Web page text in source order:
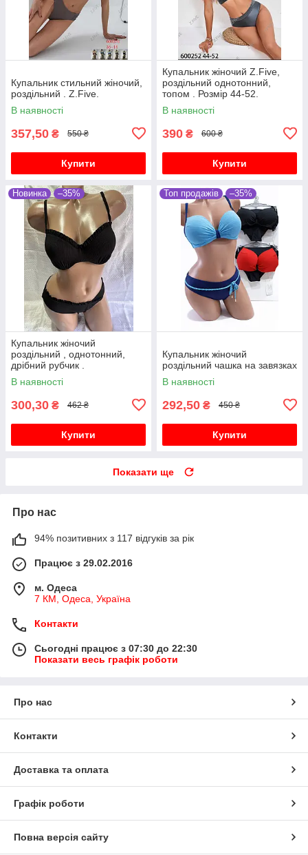
Купальник стильний жіночий,
роздільний . Z.Five.
В наявності
357,50 ₴ 550 ₴
Купити
Купальник жіночий Z.Five,
роздільний однотонний,
топом . Розмір 44-52.
В наявності
390 ₴ 600 ₴
Купити
Новинка –35%
Купальник жіночий
роздільний , однотонний,
дрібний рубчик .
В наявності
300,30 ₴ 462 ₴
Купити
Топ продажів –35%
Купальник жіночий
роздільний чашка на завязках
В наявності
292,50 ₴ 450 ₴
Купити
Показати ще
Про нас
94% позитивних з 117 відгуків за рік
Працює з 29.02.2016
м. Одеса
7 КМ, Одеса, Україна
Контакти
Сьогодні працює з 07:30 до 22:30
Показати весь графік роботи
Про нас
Контакти
Доставка та оплата
Графік роботи
Повна версія сайту